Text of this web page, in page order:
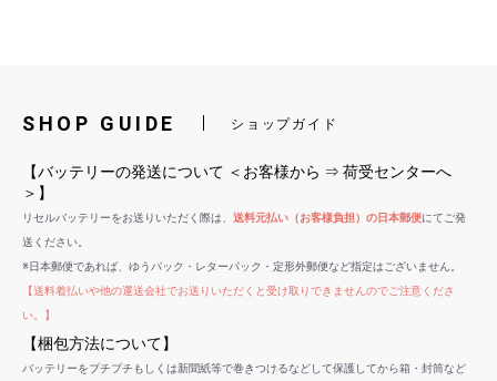
SHOP GUIDE ショップガイド
【バッテリーの発送について ＜お客様から ⇒ 荷受センターへ
＞】
リセルバッテリーをお送りいただく際は、 送料元払い（お客様負担）の日本郵便にてご発
送ください。
※日本郵便であれば、ゆうパック・レターパック・定形外郵便など指定はございません。
【送料着払いや他の運送会社でお送りいただくと受け取りできませんのでご注意くださ
い。】
【梱包方法について】
バッテリーをプチプチもしくは新聞紙等で巻きつけるなどして保護してから箱・封筒など